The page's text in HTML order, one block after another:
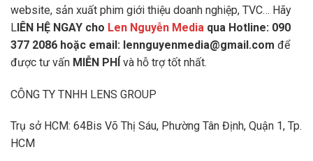
website, sản xuất phim giới thiệu doanh nghiệp, TVC… Hãy
LIÊN HỆ NGAY cho Len Nguyễn Media qua Hotline: 090
377 2086 hoặc email: lennguyenmedia@gmail.com để
được tư vấn MIỄN PHÍ và hỗ trợ tốt nhất.
CÔNG TY TNHH LENS GROUP
Trụ sở HCM: 64Bis Võ Thị Sáu, Phường Tân Định, Quận 1, Tp.
HCM